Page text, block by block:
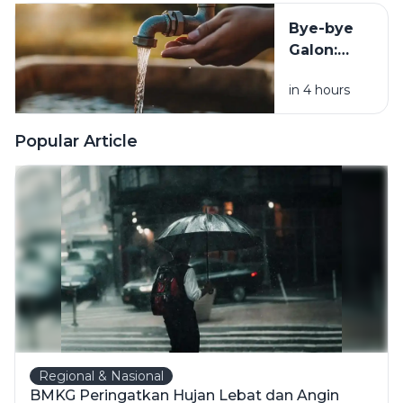
Bye-bye
Galon:
Praktis
dengan
in 4 hours
Popular Article
Regional & Nasional
BMKG Peringatkan Hujan Lebat dan Angin